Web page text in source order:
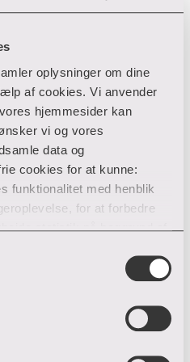
oplysninger om dine
af cookies. Vi anvender
hjemmesider kan
vi og vores
data og
cookies for at kunne:
funktionalitet med henblik
for at forbedre
statistik på baggrund af
cookies eller trække
på ”Cookie banner”
undersøger forholdet
i Aarhus, hvor flere
sig for at finde fælles
og kritisk vurdere de